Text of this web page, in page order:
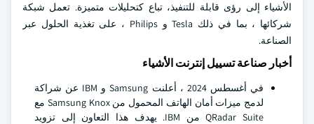
الأشياء إلى رؤى قابلة للتنفيذ، تباع كتحليلات متميزة. تعمل شبكة
شركائها ، بما في ذلك Tesla و Philips ، على تغذية الحلول عبر
الصناعة.
أخبار صناعة تسييل إنترنت الأشياء
في أغسطس 2024 ، أعلنت Samsung و IBM عن شراكة
لدمج ميزات أمان الهاتف المحمول من Samsung Knox مع
QRadar Suite من IBM. يهدف هذا التعاون إلى تزويد